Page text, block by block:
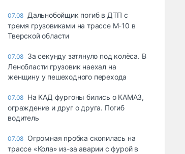
07.08 Дальнобойщик погиб в ДТП с
тремя грузовиками на трассе М-10 в
Тверской области
07.08 За секунду затянуло под колёса. В
Ленобласти грузовик наехал на
женщину у пешеходного перехода
07.08 На КАД фургоны бились о КАМАЗ,
ограждение и друг о друга. Погиб
водитель
07.08 Огромная пробка скопилась на
трассе «Кола» из-за аварии с фурой в